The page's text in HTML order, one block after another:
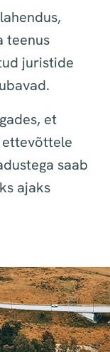
teenus
juristide
et
ettevõttele
saab
ajaks